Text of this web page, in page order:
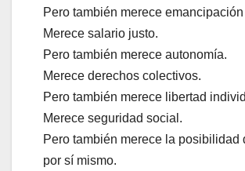
Pero también merece
Merece salario justo.
Pero también merece autonomía.
Merece derechos colectivos.
Pero también merece libertad
Merece seguridad social.
Pero también merece la posibilidad
por sí mismo.